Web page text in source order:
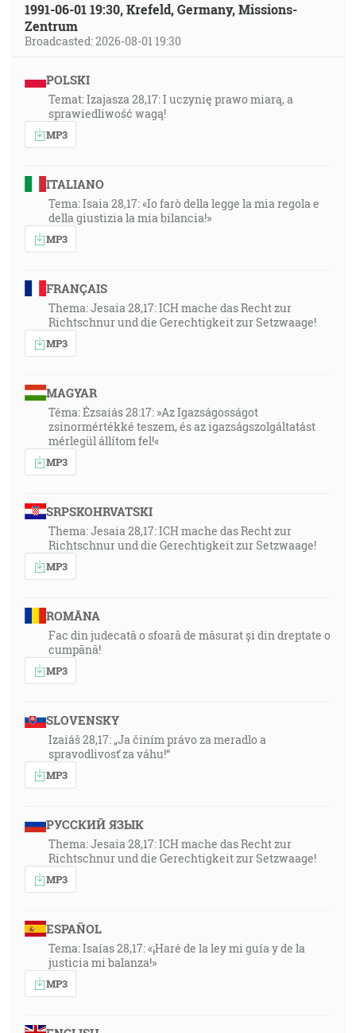
1991-06-01 19:30, Krefeld, Germany, Missions-
Zentrum
Broadcasted: 2026-08-01 19:30
POLSKI
Temat: Izajasza 28,17: I uczynię prawo miarą, a
sprawiedliwość wagą!
MP3
ITALIANO
Tema: Isaia 28,17: «Io farò della legge la mia regola e
della giustizia la mia bilancia!»
MP3
FRANÇAIS
Thema: Jesaia 28,17: ICH mache das Recht zur
Richtschnur und die Gerechtigkeit zur Setzwaage!
MP3
MAGYAR
Téma: Ézsaiás 28:17: »Az Igazságosságot
zsinormértékké teszem, és az igazságszolgáltatást
mérlegül állítom fel!«
MP3
SRPSKOHRVATSKI
Thema: Jesaia 28,17: ICH mache das Recht zur
Richtschnur und die Gerechtigkeit zur Setzwaage!
MP3
ROMÂNA
Fac din judecată o sfoară de măsurat și din dreptate o
cumpănă!
MP3
SLOVENSKY
Izaiáš 28,17: „Ja činím právo za meradlo a
spravodlivosť za váhu!“
MP3
РУССКИЙ ЯЗЫК
Thema: Jesaia 28,17: ICH mache das Recht zur
Richtschnur und die Gerechtigkeit zur Setzwaage!
MP3
ESPAÑOL
Tema: Isaías 28,17: «¡Haré de la ley mi guía y de la
justicia mi balanza!»
MP3